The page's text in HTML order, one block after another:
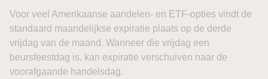
Voor veel Amerikaanse aandelen- en ETF-opties vindt de
standaard maandelijkse expiratie plaats op de derde
vrijdag van de maand. Wanneer die vrijdag een
beursfeestdag is, kan expiratie verschuiven naar de
voorafgaande handelsdag.